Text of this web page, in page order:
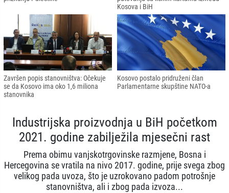
Kosova i BiH
Završen popis stanovništva: Očekuje
se da Kosovo ima oko 1,6 miliona
stanovnika
Kosovo postalo pridruženi član
Parlamentarne skupštine NATO-a
Industrijska proizvodnja u BiH početkom
2021. godine zabilježila mjesečni rast
Prema obimu vanjskotrgovinske razmjene, Bosna i
Hercegovina se vratila na nivo 2017. godine, prije svega zbog
velikog pada uvoza, što je uzrokovano padom potrošnje
stanovništva, ali i zbog pada izvoza...